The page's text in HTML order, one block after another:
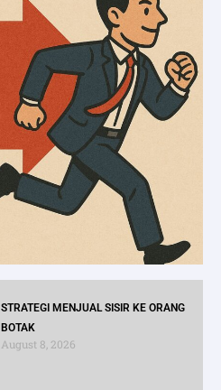
STRATEGI MENJUAL SISIR KE ORANG
BOTAK
August 8, 2026